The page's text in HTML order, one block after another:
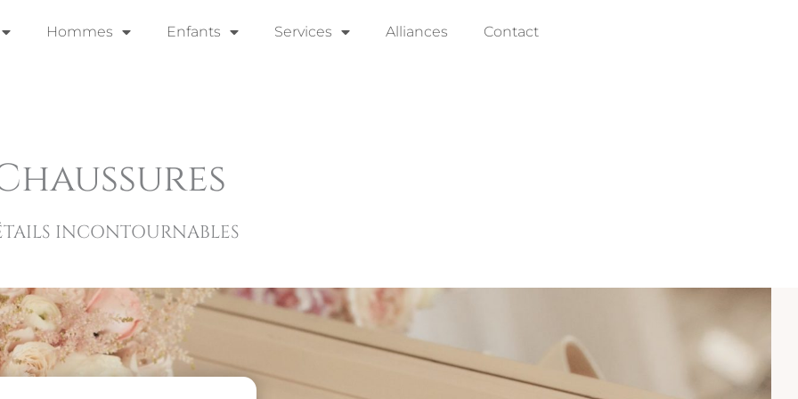
Hommes Enfants Services Alliances Contact
INCONTOURNABLES​